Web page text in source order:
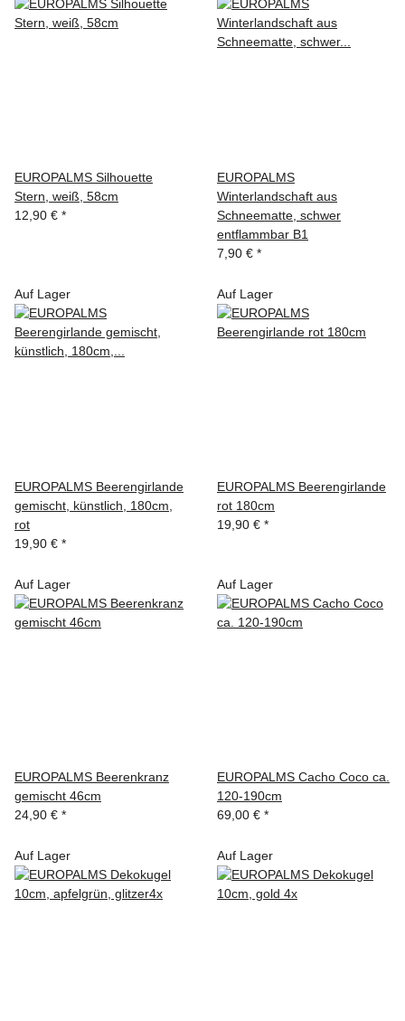
EUROPALMS Silhouette
Stern, weiß, 58cm
12,90 € *
EUROPALMS
Winterlandschaft aus
Schneematte, schwer
entflammbar B1
7,90 € *
Auf Lager
EUROPALMS Beerengirlande
gemischt, künstlich, 180cm,
rot
19,90 € *
Auf Lager
EUROPALMS Beerengirlande
rot 180cm
19,90 € *
Auf Lager
EUROPALMS Beerenkranz
gemischt 46cm
24,90 € *
Auf Lager
EUROPALMS Cacho Coco ca.
120-190cm
69,00 € *
Auf Lager Auf Lager